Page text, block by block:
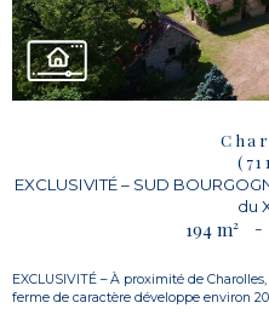
EXCLUSIVITÉ – SUD
du
194 m² -
EXCLUSIVITÉ – À proximité de
ferme de caractère développe environ